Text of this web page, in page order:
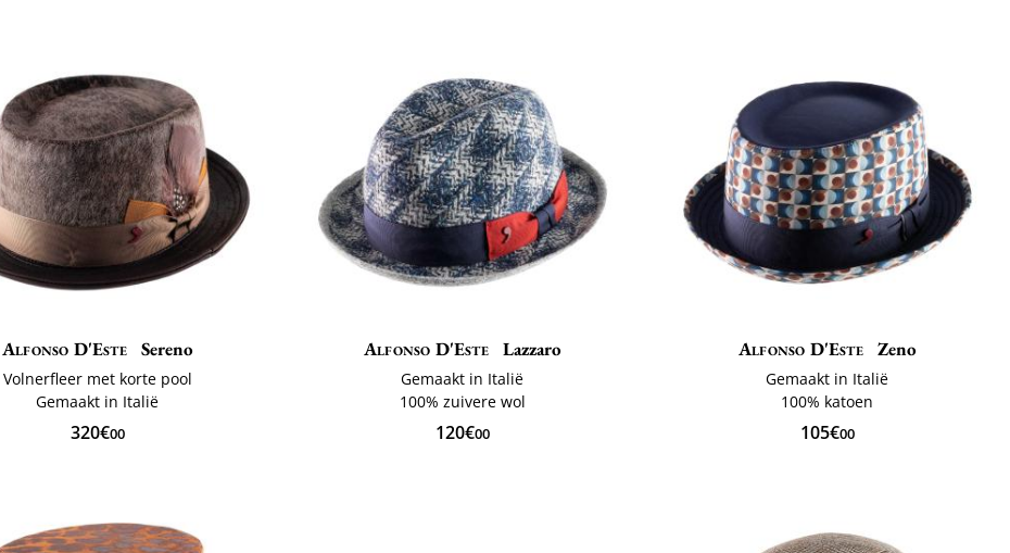
Alfonso D'Este Sereno
Volnerfleer met korte pool
Gemaakt in Italië
320€00
Alfonso D'Este Lazzaro
Gemaakt in Italië
100% zuivere wol
120€00
Alfonso D'Este Zeno
Gemaakt in Italië
100% katoen
105€00